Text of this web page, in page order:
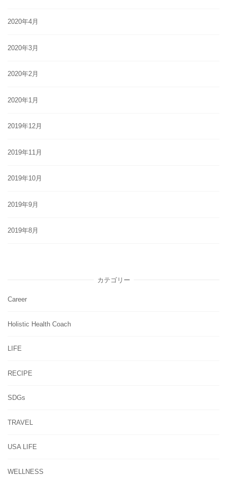
2020年4月
2020年3月
2020年2月
2020年1月
2019年12月
2019年11月
2019年10月
2019年9月
2019年8月
カテゴリー
Career
Holistic Health Coach
LIFE
RECIPE
SDGs
TRAVEL
USA LIFE
WELLNESS